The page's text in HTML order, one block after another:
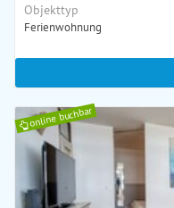
Objekttyp
Ferienwohnung
online buchbar